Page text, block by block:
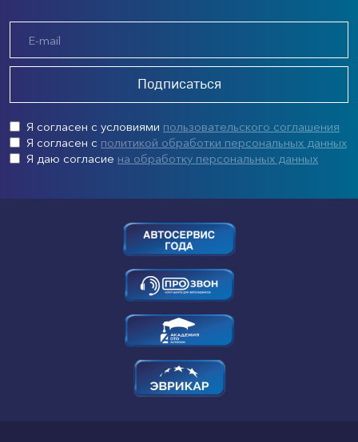
Подписаться
Я согласен с условиями пользовательского соглашения
Я согласен с политикой обработки персональных данных
Я даю согласие на обработку персональных данных